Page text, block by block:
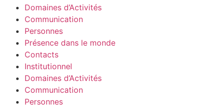
Domaines d’Activités
Communication
Personnes
Présence dans le monde
Contacts
Institutionnel
Domaines d’Activités
Communication
Personnes